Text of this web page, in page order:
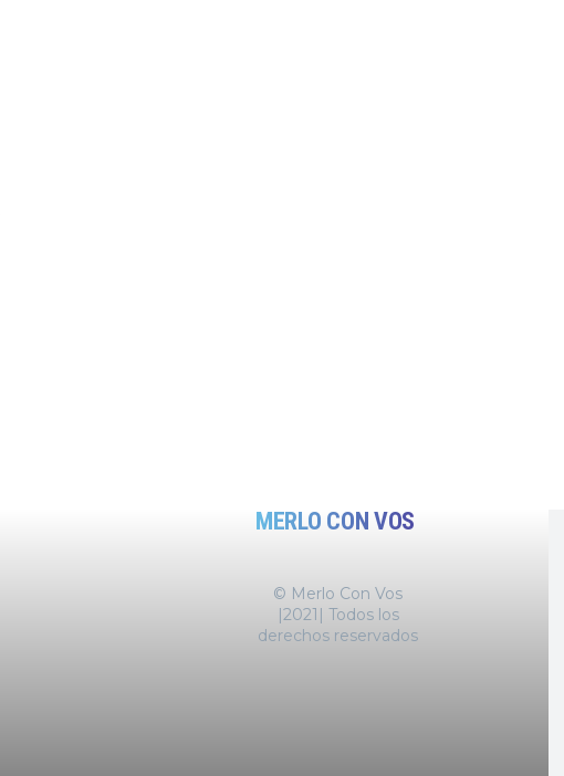
MERLO CON VOS
© Merlo Con Vos
|2021| Todos los
derechos reservados